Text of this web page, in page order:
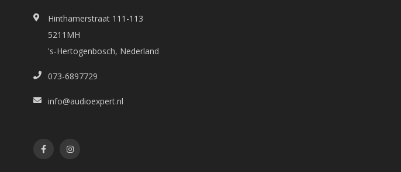
Hinthamerstraat 111-113
5211MH
's-Hertogenbosch, Nederland
073-6897729
info@audioexpert.nl